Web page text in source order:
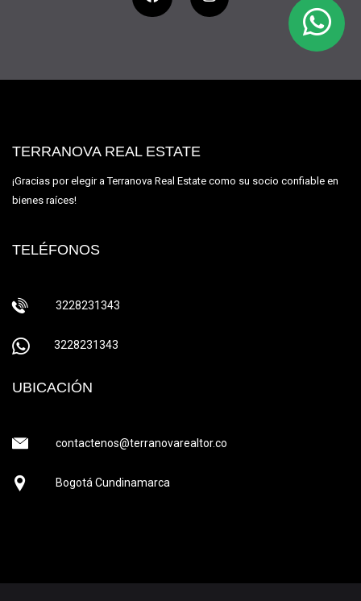
TERRANOVA REAL ESTATE
¡Gracias por elegir a Terranova Real Estate como su socio confiable en
bienes raíces!
TELÉFONOS
3228231343
3228231343
UBICACIÓN
contactenos@terranovarealtor.co
Bogotá Cundinamarca